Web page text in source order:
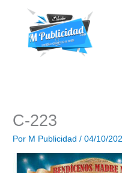
contenido
C-223
Por M Publicidad/04/10/